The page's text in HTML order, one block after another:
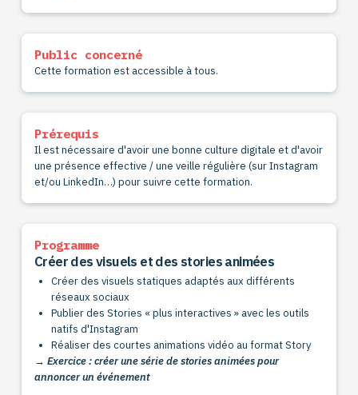
Public concerné
Cette formation est accessible à tous.
Prérequis
Il est nécessaire d'avoir une bonne culture digitale et d'avoir
une présence effective / une veille régulière (sur Instagram
et/ou LinkedIn…) pour suivre cette formation.
Programme
Créer des visuels et des stories animées
Créer des visuels statiques adaptés aux différents
réseaux sociaux
Publier des Stories « plus interactives » avec les outils
natifs d'Instagram
Réaliser des courtes animations vidéo au format Story
→ Exercice : créer une série de stories animées pour
annoncer un événement